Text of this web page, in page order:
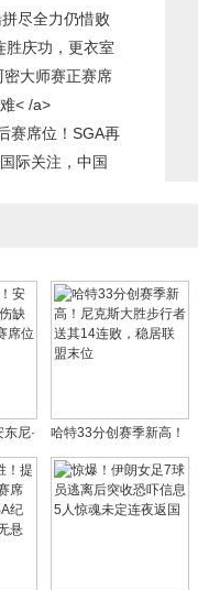
尽全力仍惜败
胜庆功，更衣室
大师赛正赛席
< /a>
赛席位！SGA再
际关注，中国
尼·
关键
可
哈特33分创赛季新高！
尼克斯大胜步行者送其
14连败，稳居联盟末位